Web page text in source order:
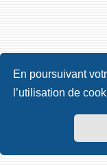
En poursuivant
l’utilisation de